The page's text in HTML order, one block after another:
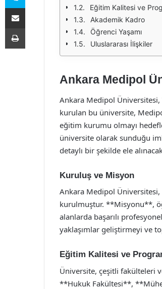
Eğitim Kalitesi ve
Akademik Kadro
Öğrenci Yaşamı
Uluslararası İlişkiler
Ankara Medipol
Ankara Medipol Üniversitesi,
kurulan bu üniversite,
eğitim kurumu olmayı
üniversite olarak sunduğu
detaylı bir şekilde ele
Kuruluş ve Misyon
Ankara Medipol
kurulmuştur. **Misyonu**,
alanlarda başarılı
yaklaşımlar geliştirmeyi ve
Eğitim Kalitesi ve
Üniversite, çeşitli fakülteleri
**Hukuk Fakültesi**,
E-Posta ile paylaş